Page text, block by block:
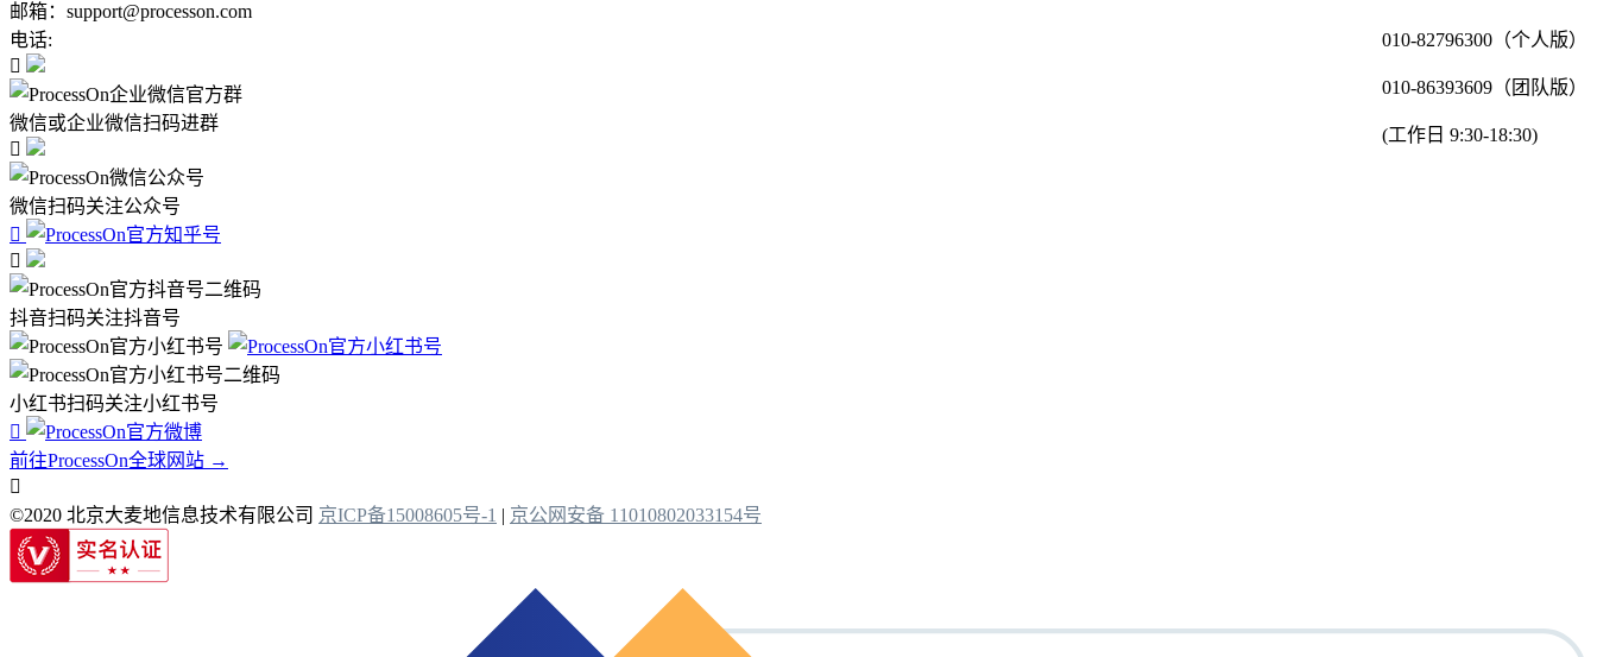
邮箱：support@processon.com
电话:
010-82796300（个人版）
010-86393609（团队版）
(工作日 9:30-18:30)

微信或企业微信扫码进群

微信扫码关注公众号


抖音扫码关注抖音号
小红书扫码关注小红书号

前往ProcessOn全球网站 →

©2020 北京大麦地信息技术有限公司 京ICP备15008605号-1 | 京公网安备 11010802033154号